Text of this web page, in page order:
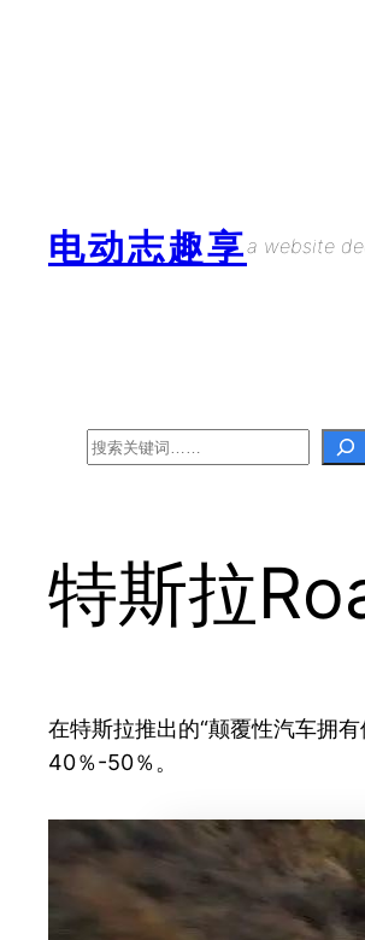
电动志趣享a website
Search
特斯拉
在特斯拉推出的“颠覆性汽车拥
40％-50％。